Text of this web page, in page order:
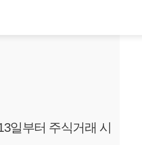
일부터 주식거래 시